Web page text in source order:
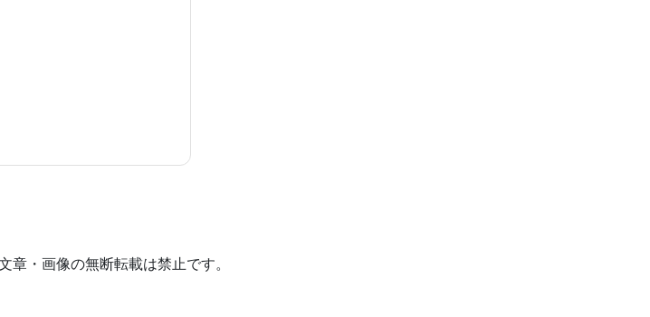
・画像の無断転載は禁止です。